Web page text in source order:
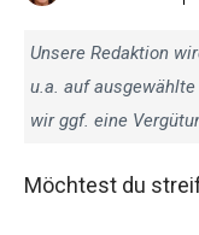
Unsere Redaktion
u.a. auf ausgewählte
wir ggf. eine
Möchtest du